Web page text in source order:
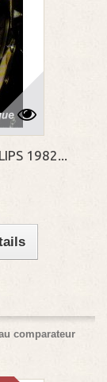
1982...
comparateur